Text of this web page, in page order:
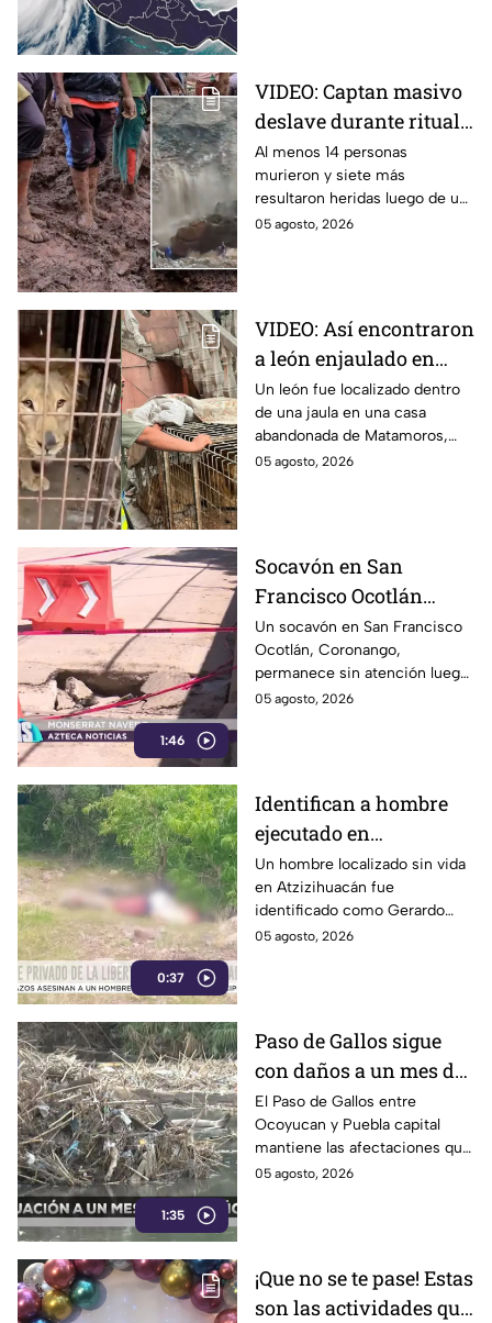
VIDEO: Captan masivo
deslave durante ritual
religioso; dejó 23
peregrinos sin vida en
monasterio de Etiopía
Al menos 14 personas
murieron y siete más
resultaron heridas luego de un
deslave durante un ritual
05 agosto, 2026
VIDEO: Así encontraron
a león enjaulado en
casa abandonada en
Matamoros,
Tamaulipas
Un león fue localizado dentro
de una jaula en una casa
abandonada de Matamoros,
Tamaulipas. El hallazgo
05 agosto, 2026
1:46
Socavón en San
Francisco Ocotlán
permanece abierto tras
lluvias
Un socavón en San Francisco
Ocotlán, Coronango,
permanece sin atención luego
de formarse hace más de 15
05 agosto, 2026
0:37
Identifican a hombre
ejecutado en
Atzizihuacán; fue
privado de la libertad
Un hombre localizado sin vida
en Atzizihuacán fue
identificado como Gerardo
“N”, de 27 años, quien
05 agosto, 2026
1:35
Paso de Gallos sigue
con daños a un mes de
afectaciones por
lluvias
El Paso de Gallos entre
Ocoyucan y Puebla capital
mantiene las afectaciones que
dejó el aumento del nivel del
05 agosto, 2026
¡Que no se te pase! Estas
son las actividades que